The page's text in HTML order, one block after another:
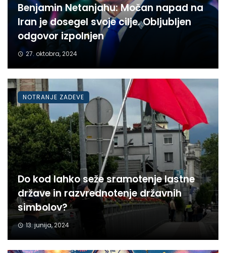
Benjamin Netanjahu: Močan napad na
Iran je dosegel svoje cilje. Obljubljen
odgovor izpolnjen
27. oktobra, 2024
Do kod lahko seže sramotenje lastne
države in razvrednotenje državnih
simbolov?
13. junija, 2024
NOTRANJE ZADEVE